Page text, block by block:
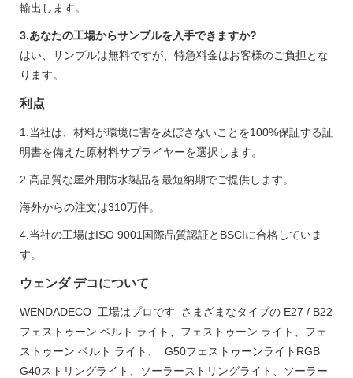
輸出します。
3.あなたの工場からサンプルを入手できますか?
はい、サンプルは無料ですが、特急料金はお客様のご負担とな
ります。
利点
1.当社は、材料が環境に害を及ぼさないことを100%保証する証
明書を備えた原材料サプライヤーを選択します。
2.高品質な屋外用防水製品を最短納期でご提供します。
海外からの注文は310万件。
4.当社の工場はISO 9001国際品質認証とBSCIに合格していま
す。
ウェンダ デコについて
WENDADECO 工場はプロです さまざまなタイプの E27 / B22
フェストゥーン ベルト ライト、フェストゥーン ライト、フェ
ストゥーン ベルト ライト、 G50フェストゥーンライトRGB
G40ストリングライト、ソーラーストリングライト、ソーラー